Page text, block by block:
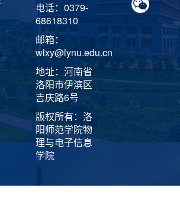
电话：0379-
68618310
邮箱：
wlxy@lynu.edu.cn
地址：河南省
洛阳市伊滨区
吉庆路6号
版权所有：洛
阳师范学院物
理与电子信息
学院